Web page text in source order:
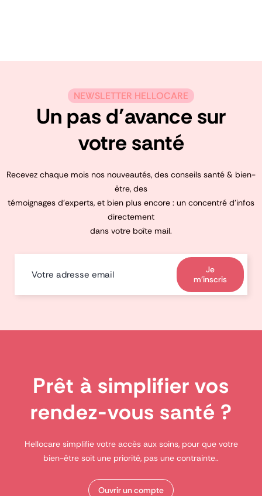
NEWSLETTER HELLOCARE
Un pas d’avance sur
votre santé
Recevez chaque mois nos nouveautés, des conseils santé & bien-
être, des
témoignages d’experts, et bien plus encore : un concentré d’infos
directement
dans votre boîte mail.
Je
m'inscris
Prêt à simplifier vos
rendez-vous santé ?
Hellocare simplifie votre accès aux soins, pour que votre
bien-être soit une priorité, pas une contrainte..
Ouvrir un compte